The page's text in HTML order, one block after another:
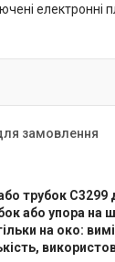
замовлення
трубок
або упора
на око: